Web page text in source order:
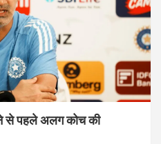
से पहले अलग कोच की